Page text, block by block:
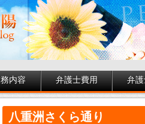
内容 弁護士費用 弁
八重洲さくら通り